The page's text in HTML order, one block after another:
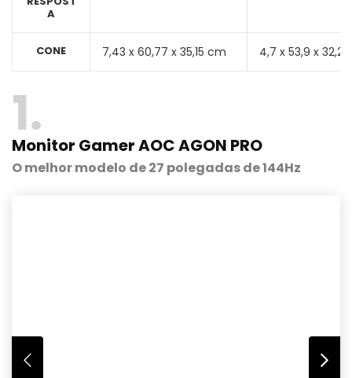
A
CONE ‎7,43 x 60,77 x 35,15 cm 4,7 x 53,9 x 32,2
1
Monitor Gamer AOC AGON PRO
O melhor modelo de 27 polegadas de 144Hz